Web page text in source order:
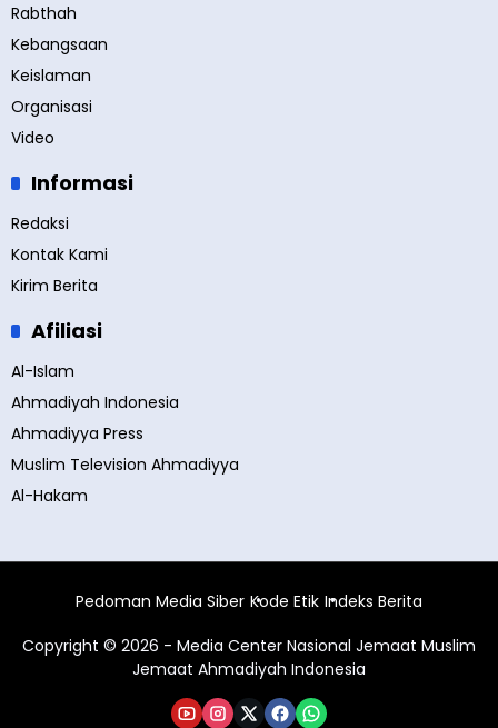
Rabthah
Kebangsaan
Keislaman
Organisasi
Video
Informasi
Redaksi
Kontak Kami
Kirim Berita
Afiliasi
Al-Islam
Ahmadiyah Indonesia
Ahmadiyya Press
Muslim Television Ahmadiyya
Al-Hakam
Pedoman Media Siber Kode Etik Indeks Berita
Copyright © 2026 - Media Center Nasional Jemaat Muslim
Jemaat Ahmadiyah Indonesia